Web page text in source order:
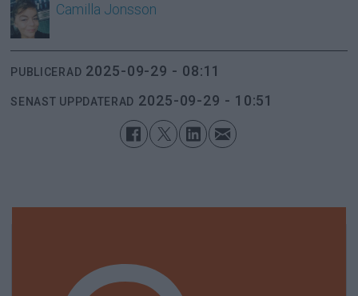
Camilla Jonsson
PUBLICERAD 2025-09-29 - 08:11
SENAST UPPDATERAD 2025-09-29 - 10:51